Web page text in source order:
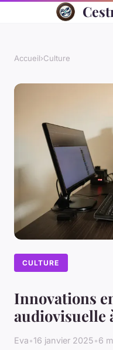
Accueil›Culture
CULTURE
Innovations
audiovisuelle
Eva•16 janvier 2025•6